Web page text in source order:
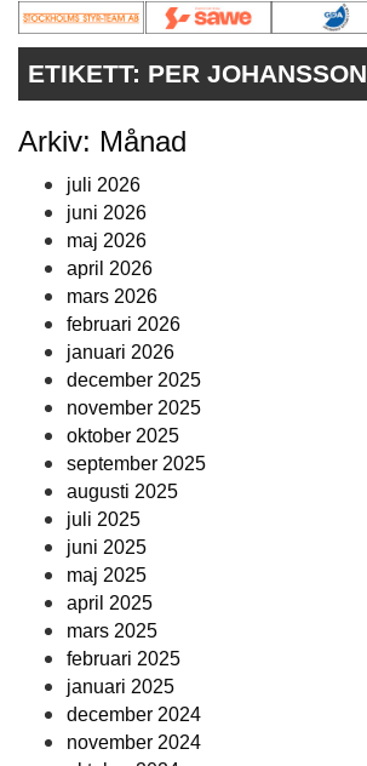
ANNONSERA
KONTAKT
ETIKETT: PER JOHANSSON
Arkiv: Månad
juli 2026
juni 2026
maj 2026
april 2026
mars 2026
februari 2026
januari 2026
december 2025
november 2025
oktober 2025
september 2025
augusti 2025
juli 2025
juni 2025
maj 2025
april 2025
mars 2025
februari 2025
januari 2025
december 2024
november 2024